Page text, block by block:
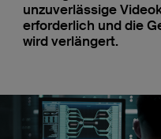
unzuverlässige
erforderlich und die
wird verlängert.